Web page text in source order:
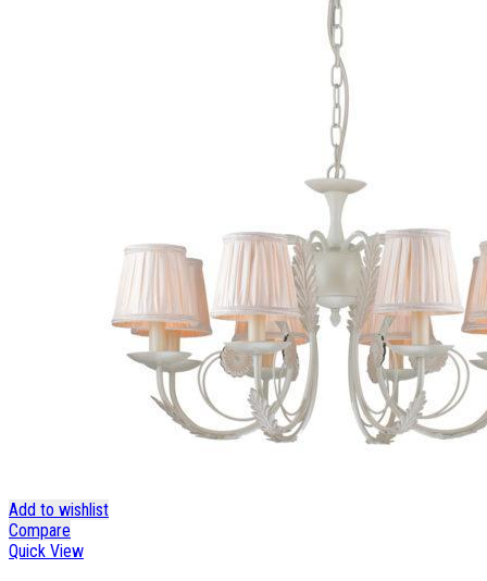
Add to wishlist
Compare
Quick View